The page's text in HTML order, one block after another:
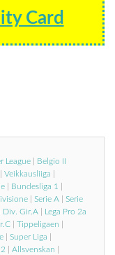
Card
League
Belgio II
Veikkausliiga
Bundesliga 1
Serie A
Serie
Div. Gir.A
Lega Pro 2a
Tippeligaen
Super Liga
Allsvenskan